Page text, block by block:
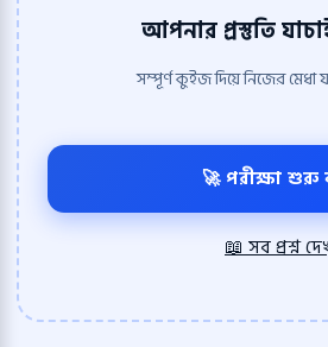
আপনার প্রস্তুতি
সম্পূর্ণ কুইজ দিয়ে নিজের মেধা
🚀 পরীক্ষা
📖 সব প্রশ্ন